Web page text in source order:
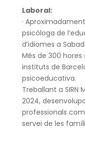
Laboral:
·
psicòloga de
d’idiomes a
Més de 300
instituts de
psicoeducativa.
Treballant a SIRN
2024,
professionals
servei de les